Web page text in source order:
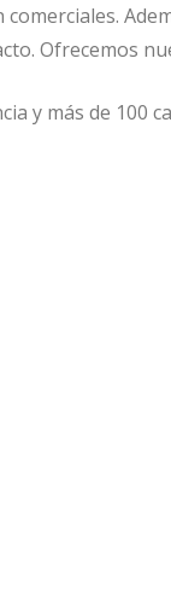
Ofrecemos
y más de 100